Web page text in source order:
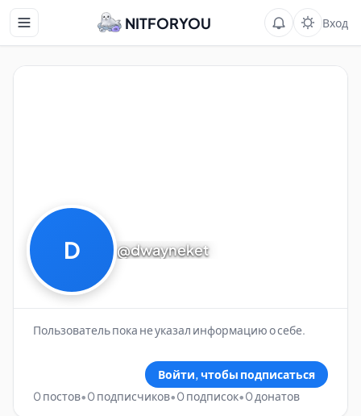
NITFORYOU Вход
D @dwayneket
Пользователь пока не указал информацию о себе.
Войти, чтобы подписаться
0 постов•0 подписчиков•0 подписок•0 донатов